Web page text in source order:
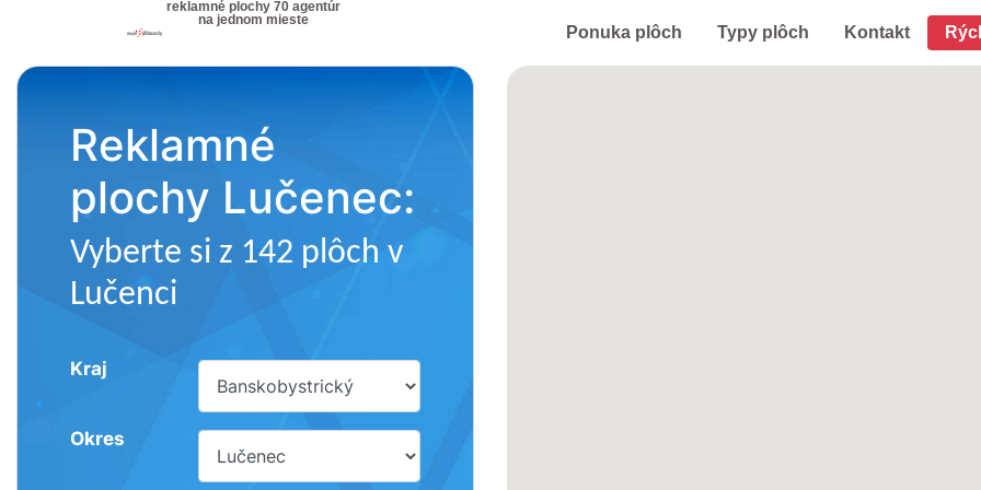
reklamné plochy 70 agentúr
na jednom mieste
Ponuka plôch Typy plôch Kontakt
Reklamné
plochy Lučenec:
Vyberte si z 142 plôch v
Lučenci
Kraj
Okres